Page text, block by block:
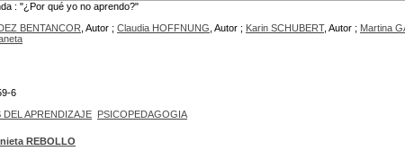
: "¿Por qué yo no aprendo?"
BENTANCOR , Autor ; Claudia HOFFNUNG , Autor ; Karin SCHUBERT, Autor ; Martina
6
APRENDIZAJE PSICOPEDAGOGIA
REBOLLO